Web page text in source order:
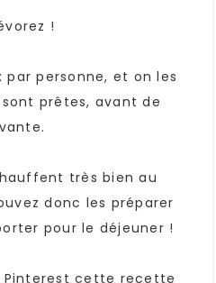
!
personne, et on les
prêtes, avant de
très bien au
donc les préparer
pour le déjeuner !
Pinterest cette recette